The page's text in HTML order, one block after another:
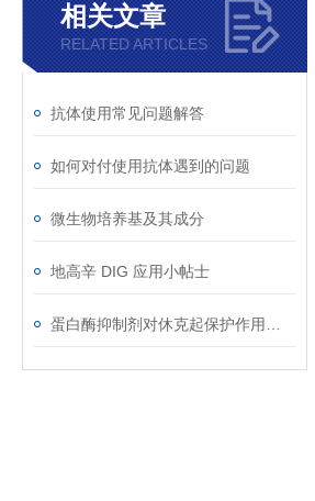
相关文章
RELATED ARTICLES
抗体使用常见问题解答
如何对付使用抗体遇到的问题
微生物培养基及其成分
地高辛 DIG 应用小帖士